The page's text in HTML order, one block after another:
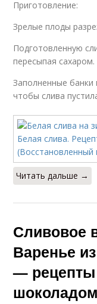
Приготовление:
Зрелые плоды
Подготовленную
пересыпая сахаром.
Заполненные банки
чтобы слива
Читать дальше →
Сливовое
Варенье
— рецепты